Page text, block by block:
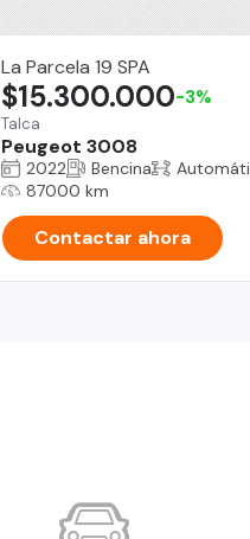
La Parcela 19 SPA
Talca
Peugeot 3008
$15.300.000-3%
2022 Bencina
87000 km
Contactar ahora